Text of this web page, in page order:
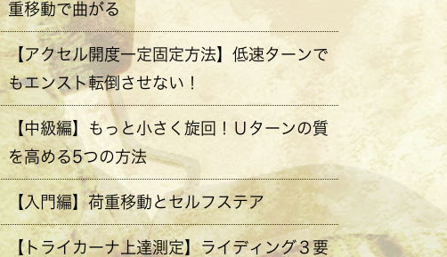
重移動で曲がる
【アクセル開度一定固定方法】低速ターンで
もエンスト転倒させない！
【中級編】もっと小さく旋回！Ｕターンの質
を高める5つの方法
【入門編】荷重移動とセルフステア
【トライカーナ上達測定】ライディング３要